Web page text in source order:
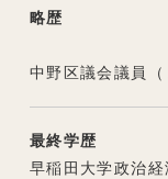
略歴
中野区議会議員（
最終学歴
早稲田大学政治